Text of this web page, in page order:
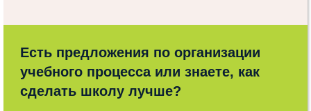
Есть предложения по организации
учебного процесса или знаете, как
сделать школу лучше?